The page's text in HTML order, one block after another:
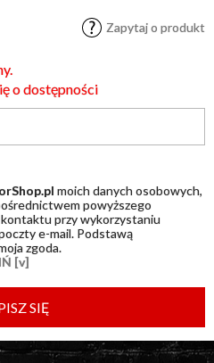
Zapytaj o produkt
o dostępności
moich danych osobowych,
powyższego
przy wykorzystaniu
e-mail. Podstawą
zgoda.
[v]
SIĘ